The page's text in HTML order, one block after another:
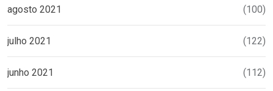
agosto 2021 (100)
julho 2021 (122)
junho 2021 (112)